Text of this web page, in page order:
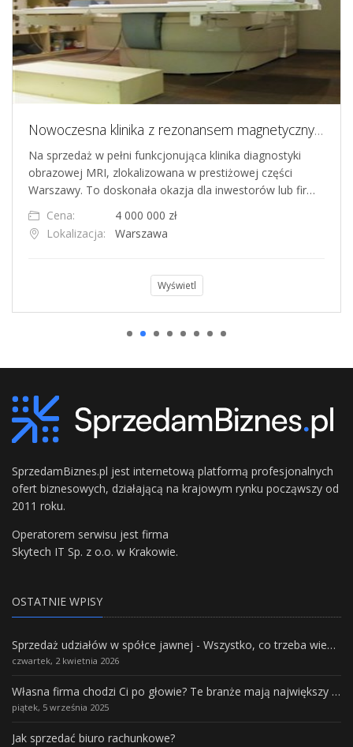
Nowoczesna klinika z rezonansem magnetycznym na sprzedaż
Na sprzedaż w pełni funkcjonująca klinika diagnostyki
obrazowej MRI, zlokalizowana w prestiżowej części
Warszawy. To doskonała okazja dla inwestorów lub fir…
Cena:
4 000 000 zł
Lokalizacja:
Warszawa
Wyświetl
SprzedamBiznes.pl jest internetową platformą profesjonalnych
ofert biznesowych, działającą na krajowym rynku począwszy od
2011 roku.
Operatorem serwisu jest firma
Skytech IT Sp. z o.o. w Krakowie.
OSTATNIE WPISY
Sprzedaż udziałów w spółce jawnej - Wszystko, co trzeba wiedzieć.
czwartek, 2 kwietnia 2026
Własna firma chodzi Ci po głowie? Te branże mają największy potencjał rozwoju
piątek, 5 września 2025
Jak sprzedać biuro rachunkowe?